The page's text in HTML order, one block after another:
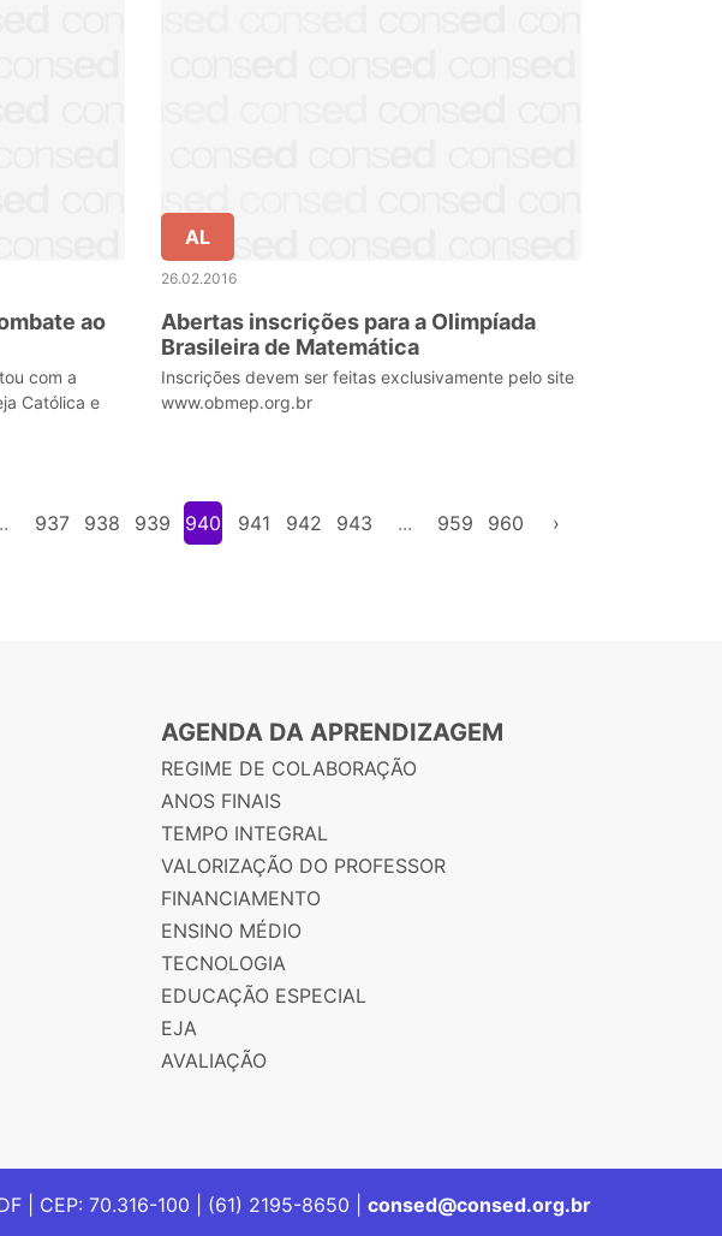
ao
com a
Católica e
AL
26.02.2016
Abertas inscrições para a Olimpíada
Brasileira de Matemática
Inscrições devem ser feitas exclusivamente pelo site
www.obmep.org.br
937 938 939 940 941 942 943 ... 959 960 ›
AGENDA DA APRENDIZAGEM
REGIME DE COLABORAÇÃO
ANOS FINAIS
TEMPO INTEGRAL
VALORIZAÇÃO DO PROFESSOR
FINANCIAMENTO
ENSINO MÉDIO
TECNOLOGIA
EDUCAÇÃO ESPECIAL
EJA
AVALIAÇÃO
| CEP: 70.316-100 | (61) 2195-8650 | consed@consed.org.br